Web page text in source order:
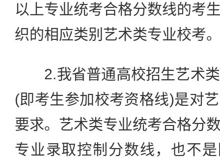
以上专业统考合格分数线的考
织的相应类别艺术类专业校考
2.我省普通高校招生艺术类
(即考生参加校考资格线)是对
要求。艺术类专业统考合格分
专业录取控制分数线，也不